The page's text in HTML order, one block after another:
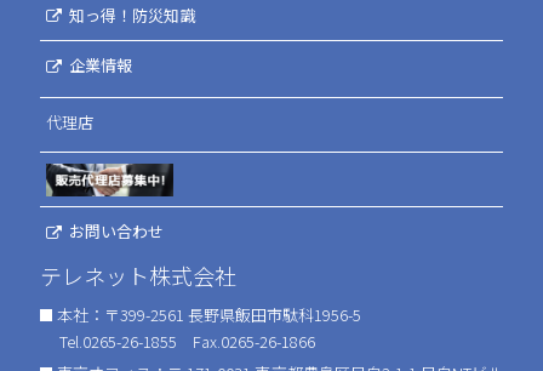
知っ得！防災知識
企業情報
代理店
お問い合わせ
テレネット株式会社
本社：〒399-2561 長野県飯田市駄科1956-5
Tel.0265-26-1855 Fax.0265-26-1866